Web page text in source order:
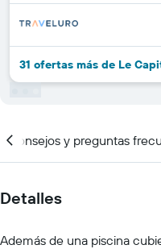
31 ofertas más de Le
Consejos y preguntas
Detalles
Además de una piscina